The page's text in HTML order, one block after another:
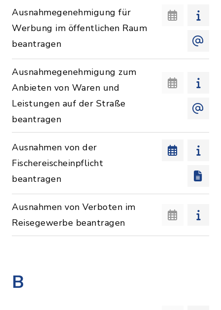
Ausnahmegenehmigung für
Werbung im öffentlichen Raum
beantragen
Ausnahmegenehmigung zum
Anbieten von Waren und
Leistungen auf der Straße
beantragen
Ausnahmen von der
Fischereischeinpflicht
beantragen
Ausnahmen von Verboten im
Reisegewerbe beantragen
B